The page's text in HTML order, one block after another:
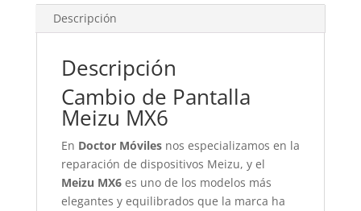
Descripción
Descripción
Cambio de Pantalla
Meizu MX6
En Doctor Móvilesnos especializamos en la
reparación de dispositivos Meizu, y el
Meizu MX6es uno de los modelos más
elegantes y equilibrados que la marca ha